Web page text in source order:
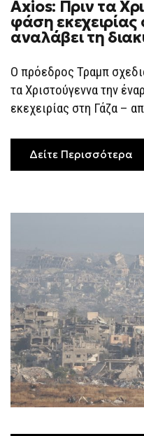
Axios: Πριν τα
φάση
αναλάβει τη
Ο πρόεδρος Τραμπ
τα Χριστούγεννα την
εκεχειρίας στη Γάζα –
Δείτε Περισσότερα